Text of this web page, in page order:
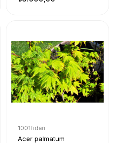
1001fidan
Acer palmatum